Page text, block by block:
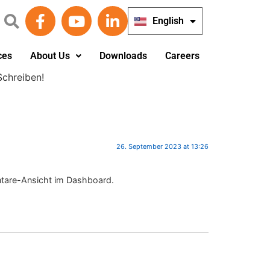
English
Deutsch
About Us Downloads Careers
26. September 2023 at 13:26
Ansicht im Dashboard.